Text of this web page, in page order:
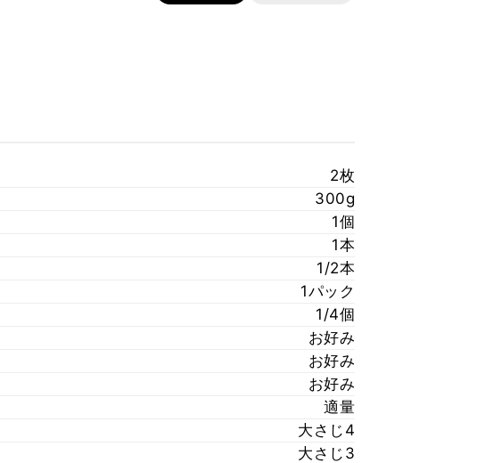
2枚
300g
1個
1本
1/2本
1パック
1/4個
お好み
お好み
お好み
適量
大さじ4
大さじ3